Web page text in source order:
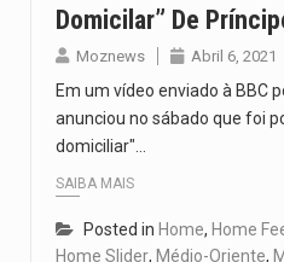
Domicilar” De
Moznews Abril 6, 2021
Em um vídeo enviado à BBC
anunciou no sábado que foi
domiciliar"…
SAIBA MAIS
Posted in Home, Home
Home Slider, Médio-Oriente,